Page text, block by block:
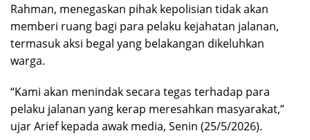
Rahman, menegaskan pihak kepolisian tidak akan
memberi ruang bagi para pelaku kejahatan jalanan,
termasuk aksi begal yang belakangan dikeluhkan
warga.
“Kami akan menindak secara tegas terhadap para
pelaku jalanan yang kerap meresahkan masyarakat,”
ujar Arief kepada awak media, Senin (25/5/2026).